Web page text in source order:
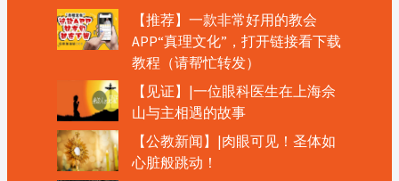
【推荐】一款非常好用的教会
APP“真理文化”，打开链接看下载
教程（请帮忙转发）
【见证】|一位眼科医生在上海佘
山与主相遇的故事
【公教新闻】|肉眼可见！圣体如
心脏般跳动！